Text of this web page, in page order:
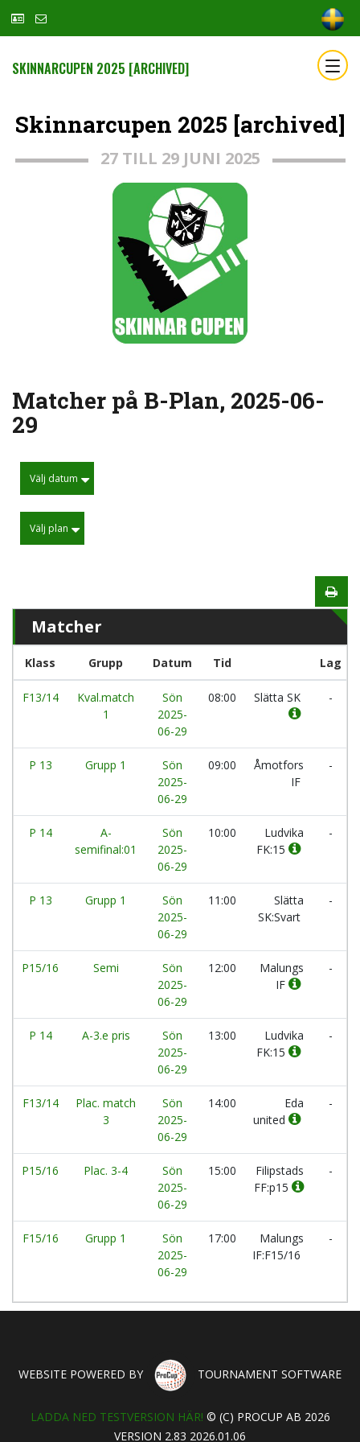
SKINNARCUPEN 2025 [ARCHIVED]
Skinnarcupen 2025 [archived]
27 TILL 29 JUNI 2025
Matcher på B-Plan, 2025-06-
29
Välj datum
Välj plan
Matcher
Klass Grupp Datum Tid Lag
F13/14
Kval.match
1
Sön
2025-
06-29
08:00 Slätta SK -
P 13 Grupp 1
Sön
2025-
06-29
09:00
Åmotfors
IF
-
P 14
A-
semifinal:01
Sön
2025-
06-29
10:00
Ludvika
FK:15
-
P 13 Grupp 1
Sön
2025-
06-29
11:00
Slätta
SK:Svart
-
P15/16 Semi
Sön
2025-
06-29
12:00
Malungs
IF
-
P 14 A-3.e pris
Sön
2025-
06-29
13:00
Ludvika
FK:15
-
F13/14
Plac. match
3
Sön
2025-
06-29
14:00
Eda
united
-
P15/16 Plac. 3-4
Sön
2025-
06-29
15:00
Filipstads
FF:p15
-
F15/16 Grupp 1
Sön
2025-
06-29
17:00
Malungs
IF:F15/16
-
WEBSITE POWERED BY TOURNAMENT SOFTWARE
LADDA NED TESTVERSION HÄR! © (C) PROCUP AB 2026
VERSION 2.83 2026.01.06